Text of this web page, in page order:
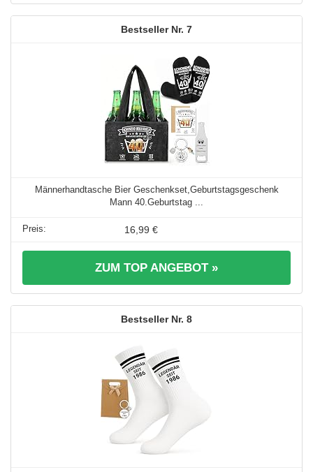
7
Männerhandtasche Bier Geschenkset,Geburtstagsgeschenk
Mann 40.Geburtstag ...
16,99 €
ZUM TOP ANGEBOT »
8